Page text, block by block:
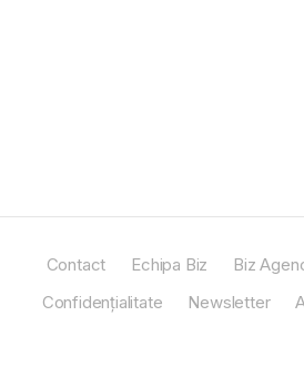
Contact Echipa Biz Biz
Confidențialitate
Newsletter